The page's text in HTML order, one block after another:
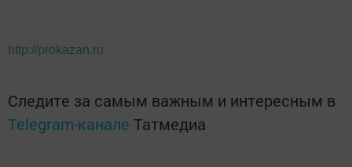
http://prokazan.ru
Следите за самым важным и интересным в
Telegram-канале Татмедиа